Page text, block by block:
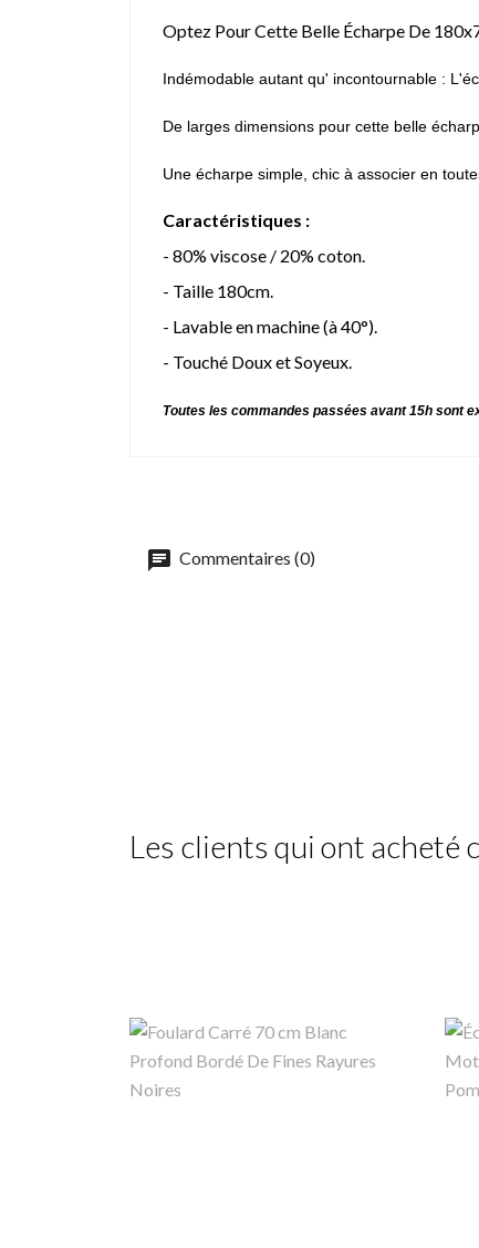
Optez Pour Cette Belle Écharpe De
Indémodable autant qu' incontournable :
De larges dimensions pour cette belle
Une écharpe simple, chic à associer en
Caractéristiques :
- 80% viscose / 20% coton.
- Taille 180cm.
- Lavable en machine (à 40°).
- Touché Doux et Soyeux.
Toutes les commandes passées avant 15h sont
Commentaires (0)
Les clients qui ont acheté